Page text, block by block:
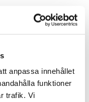
anpassa innehållet
funktioner
trafik. Vi